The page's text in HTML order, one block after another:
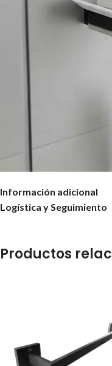
Información adicional
Logística y Seguimiento
Productos